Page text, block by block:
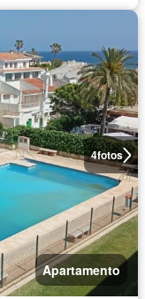
4fotos
Apartamento